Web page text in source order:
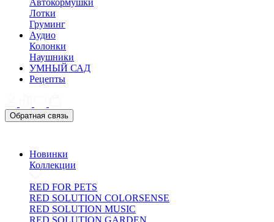
Лотки
Груминг
Аудио
Колонки
Наушники
УМНЫЙ САД
Рецепты
Обратная связь
Новинки
Коллекции
RED FOR PETS
RED SOLUTION COLORSENSE
RED SOLUTION MUSIC
RED SOLUTION GARDEN